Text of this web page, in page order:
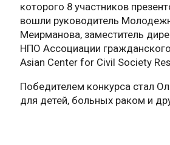
которого 8 участников
вошли руководитель
Меирманова, заместитель
НПО Ассоциации
Asian Center for Civil Society
Победителем конкурса стал
для детей, больных раком и